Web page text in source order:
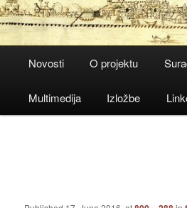
Novosti O projektu
Multimedija Izložbe